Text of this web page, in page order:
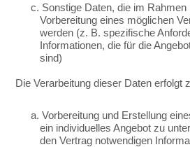
c. Sonstige Daten, die im Rahmen
Vorbereitung eines möglichen
werden (z. B. spezifische
Informationen, die für die
sind)
Die Verarbeitung dieser Daten erfolgt
a. Vorbereitung und Erstellung
ein individuelles Angebot zu
den Vertrag notwendigen